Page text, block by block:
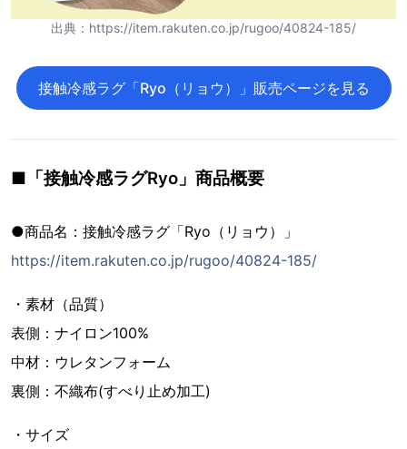
出典：https://item.rakuten.co.jp/rugoo/40824-185/
接触冷感ラグ「Ryo（リョウ）」販売ページを見る
■「接触冷感ラグRyo」商品概要
●商品名：接触冷感ラグ「Ryo（リョウ）」
https://item.rakuten.co.jp/rugoo/40824-185/
・素材（品質）
表側：ナイロン100%
中材：ウレタンフォーム
裏側：不織布(すべり止め加工)
・サイズ